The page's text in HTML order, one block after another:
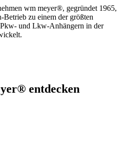
wm meyer®, gegründet 1965,
Betrieb zu einem der größten
und Lkw-Anhängern in der
entdecken